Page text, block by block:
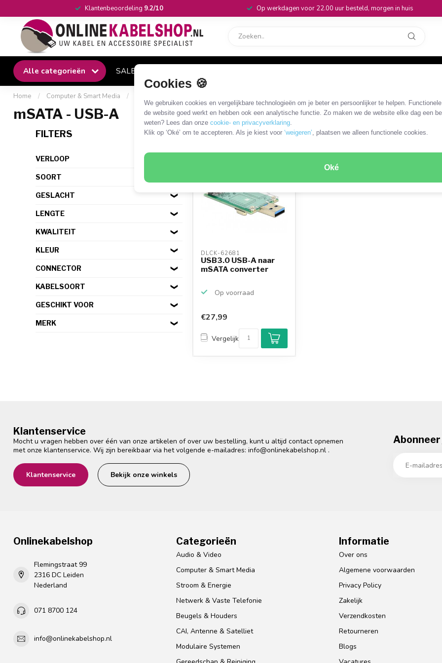
Cookies 🍪
We gebruiken cookies en vergelijkbare technologieën om je beter en persoonlijker te helpen.
de website goed werkt en hebben ook een analytische functie. Zo maken we de website elke dag een
weten? Lees dan onze cookie- en privacyverklaring.
Klik op ‘Oké’ om te accepteren. Als je kiest voor ‘weigeren’, plaatsen we alleen functionele cookies.
Oké
Klantenbeoordeling 9.2/10 Op werkdagen voor 22.00 uur besteld, morgen in huis
Alle categorieën SALE
Home / Computer & Smart Media /
mSATA - USB-A
FILTERS
VERLOOP
SOORT
GESLACHT
LENGTE
KWALITEIT
KLEUR
CONNECTOR
KABELSOORT
GESCHIKT VOOR
MERK
1 PRODUCT
DLCK-62681
USB3.0 USB-A naar
mSATA converter
Op voorraad
€27,99
Vergelijk
Klantenservice
Mocht u vragen hebben over één van onze artikelen of over uw bestelling, kunt u altijd contact opnemen
met onze klantenservice. Wij zijn bereikbaar via het volgende e-mailadres: info@onlinekabelshop.nl .
Klantenservice Bekijk onze winkels
Onlinekabelshop
Flemingstraat 99
2316 DC Leiden
Nederland
071 8700 124
info@onlinekabelshop.nl
Categorieën
Audio & Video
Computer & Smart Media
Stroom & Energie
Netwerk & Vaste Telefonie
Beugels & Houders
CAI, Antenne & Satelliet
Modulaire Systemen
Informatie
Over ons
Algemene voorwaarden
Privacy Policy
Zakelijk
Verzendkosten
Retourneren
Blogs